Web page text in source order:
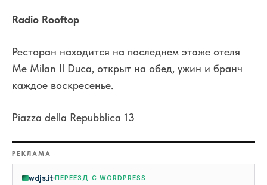
Radio Rooftop
Ресторан находится на последнем этаже отеля
Me Milan Il Duca, открыт на обед, ужин и бранч
каждое воскресенье.
Piazza della Repubblica 13
РЕКЛАМА
wdjs.it ПЕРЕЕЗД С WORDPRESS